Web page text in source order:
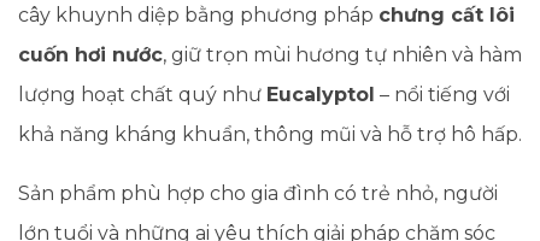
cây khuynh diệp bằng phương pháp chưng cất lôi
cuốn hơi nước, giữ trọn mùi hương tự nhiên và hàm
lượng hoạt chất quý như Eucalyptol – nổi tiếng với
khả năng kháng khuẩn, thông mũi và hỗ trợ hô hấp.
Sản phẩm phù hợp cho gia đình có trẻ nhỏ, người
lớn tuổi và những ai yêu thích giải pháp chăm sóc